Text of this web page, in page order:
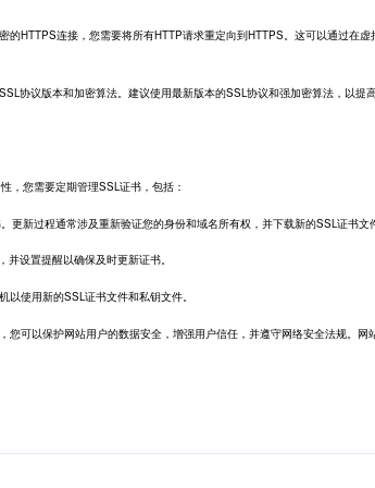
的HTTPS连接，您需要将所有HTTP请求重定向到HTTPS。这可以通过在虚
协议版本和加密算法。建议使用最新版本的SSL协议和强加密算法，以提
，您需要定期管理SSL证书，包括：
新过程通常涉及重新验证您的身份和域名所有权，并下载新的SSL证书文
设置提醒以确保及时更新证书。
使用新的SSL证书文件和私钥文件。
您可以保护网站用户的数据安全，增强用户信任，并遵守网络安全法规。网